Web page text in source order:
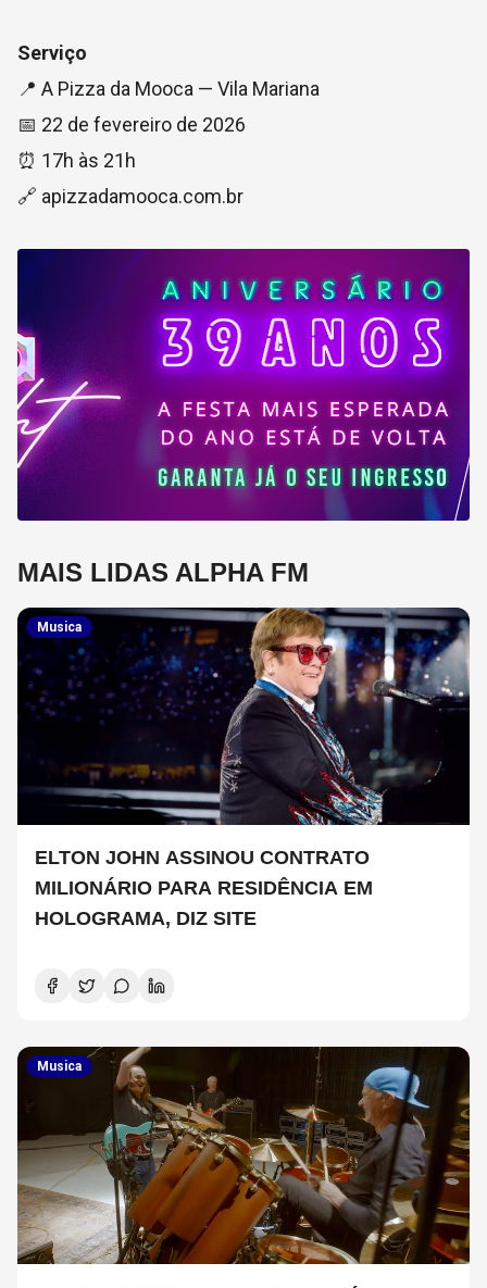
Serviço
📍 A Pizza da Mooca — Vila Mariana
📅 22 de fevereiro de 2026
⏰ 17h às 21h
🔗 apizzadamooca.com.br
MAIS LIDAS ALPHA FM
Musica
ELTON JOHN ASSINOU CONTRATO
MILIONÁRIO PARA RESIDÊNCIA EM
HOLOGRAMA, DIZ SITE
Musica